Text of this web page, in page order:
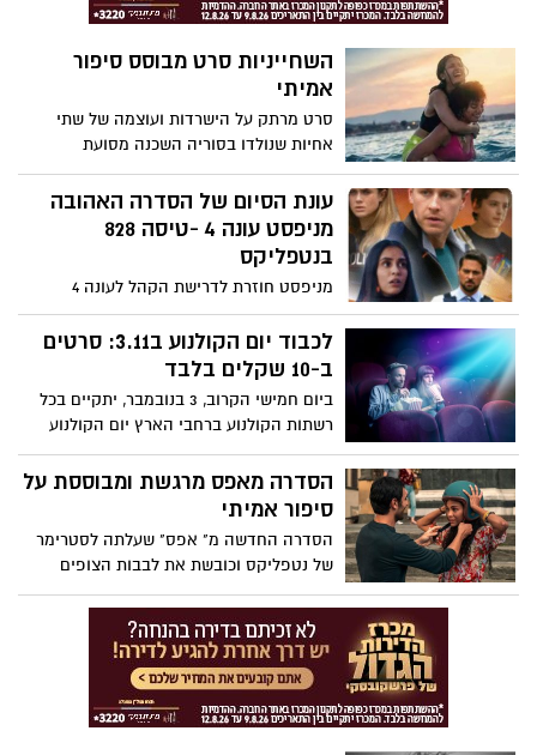
השחייניות סרט מבוסס סיפור
אמיתי
סרט מרתק על הישרדות ועוצמה של שתי
אחיות שנולדו בסוריה השכנה מסועת
המלחמה ועד אולימפיאדת ריו ב-2016. שתי
האחיות הצעירות יוצאות למסע מייסר
כפליטות, וצולחות אותו בגבורה בזכות עוז
רוחן – וכישרון שחייה יוצא דופן. מבוסס על
סיפור אמיתי של אמונה כוח רצון והישרדות
עונת הסיום של הסדרה האהובה
מניפסט עונה 4 -טיסה 828
בנטפליקס
מניפסט חוזרת לדרישת הקהל לעונה 4
לפתרון התעלומה שהותירה את הצופים
בתדהצה בפרק האחרון עם החטיפה של עדן
וחזרתו של קאל בדמות בוגרת
לכבוד יום הקולנוע ב3.11: סרטים
ב-10 שקלים בלבד
ביום חמישי הקרוב, 3 בנובמבר, יתקיים בכל
רשתות הקולנוע ברחבי הארץ יום הקולנוע
2022 במסגרתו יוצגו מיטב הסרטים החדשים,
הבינלאומיים והישראליים ב-10 שקלים בלבד.
הסדרה מאפס מרגשת ומבוססת על
סיפור אמיתי
הסדרה החדשה מ" אפס" שעלתה לסטרימר
של נטפליקס וכובשת את לבבות הצופים
מבוססת על סיפור אמיתי, וליתר דיוק על ספר
זכרונותיה האוטביוגרפי של טמבי לוק,
שחקנית אמריקאית. הספר הפך לרב מכר
ב-2019, ונטפליקס הפכה אותו למיני סדרה
שצולמה בנופיה המרהיבים ונוטפי רומנטיקה
של איטליה.